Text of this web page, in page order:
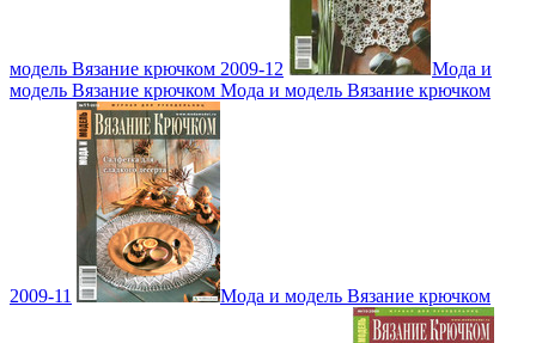
модель Вязание крючком 2009-12
Мода и
модель Вязание крючком Мода и модель Вязание крючком
2009-11 Мода и модель Вязание крючком